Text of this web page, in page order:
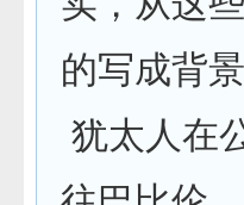
的写成背景
犹太人在